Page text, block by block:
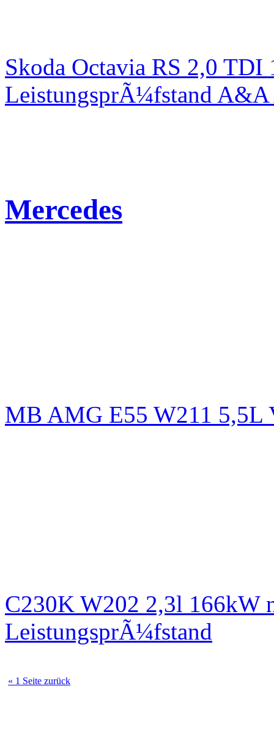
Skoda Octavia RS 2,0
LeistungsprÃ¼fstand
Mercedes
MB AMG E55 W211 5,5L
C230K W202 2,3l 166kW
LeistungsprÃ¼fstand
« 1 Seite zurück